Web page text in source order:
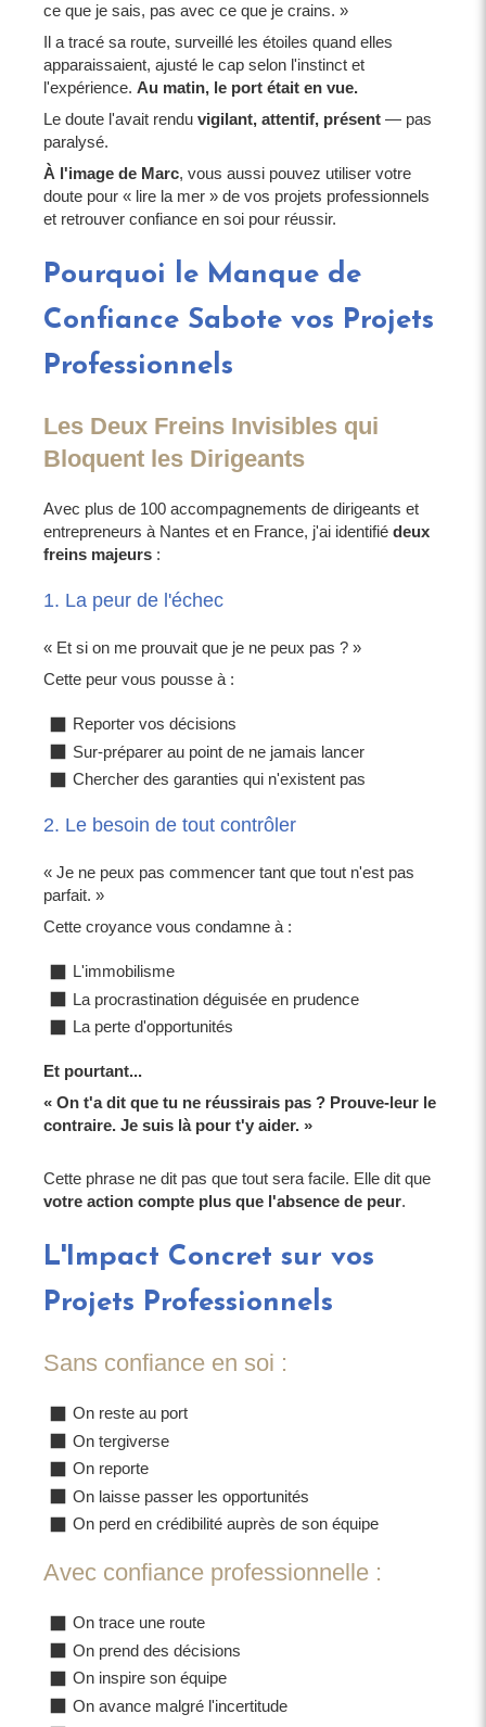
ce que je sais, pas avec ce que je crains. »
Il a tracé sa route, surveillé les étoiles quand elles
apparaissaient, ajusté le cap selon l'instinct et
l'expérience. Au matin, le port était en vue.
Le doute l'avait rendu vigilant, attentif, présent — pas
paralysé.
À l'image de Marc, vous aussi pouvez utiliser votre
doute pour « lire la mer » de vos projets professionnels
et retrouver confiance en soi pour réussir.
Pourquoi le Manque de
Confiance Sabote vos Projets
Professionnels
Les Deux Freins Invisibles qui
Bloquent les Dirigeants
Avec plus de 100 accompagnements de dirigeants et
entrepreneurs à Nantes et en France, j'ai identifié deux
freins majeurs :
1. La peur de l'échec
« Et si on me prouvait que je ne peux pas ? »
Cette peur vous pousse à :
Reporter vos décisions
Sur-préparer au point de ne jamais lancer
Chercher des garanties qui n'existent pas
2. Le besoin de tout contrôler
« Je ne peux pas commencer tant que tout n'est pas
parfait. »
Cette croyance vous condamne à :
L'immobilisme
La procrastination déguisée en prudence
La perte d'opportunités
Et pourtant...
« On t'a dit que tu ne réussirais pas ? Prouve-leur le
contraire. Je suis là pour t'y aider. »
Cette phrase ne dit pas que tout sera facile. Elle dit que
votre action compte plus que l'absence de peur.
L'Impact Concret sur vos
Projets Professionnels
Sans confiance en soi :
On reste au port
On tergiverse
On reporte
On laisse passer les opportunités
On perd en crédibilité auprès de son équipe
Avec confiance professionnelle :
On trace une route
On prend des décisions
On inspire son équipe
On avance malgré l'incertitude